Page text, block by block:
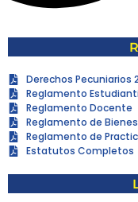
Derechos Pecuniarios
Reglamento
Reglamento Docente
Reglamento de
Reglamento de
Estatutos Completos